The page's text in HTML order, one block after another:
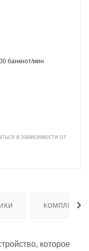
банкнот/мин
в зависимости от
которое